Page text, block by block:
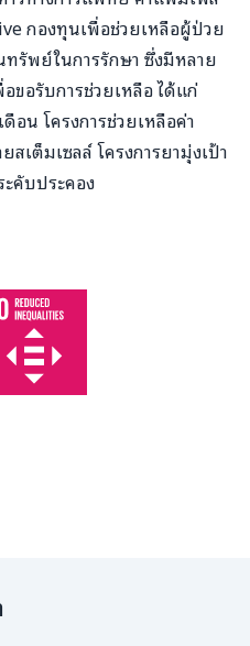
กองทุนเพื่อช่วยเหลือผู้ป่วย
รัพย์ในการรักษา ซึ่งมีหลาย
ขอรับการช่วยเหลือ ได้แก่
อน โครงการช่วยเหลือค่า
เต็มเซลล์ โครงการยามุ่งเป้า
คับประคอง